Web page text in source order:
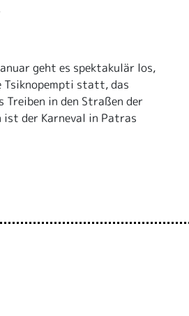
geht es spektakulär los,
Tsiknopempti statt, das
in den Straßen der
der Karneval in Patras